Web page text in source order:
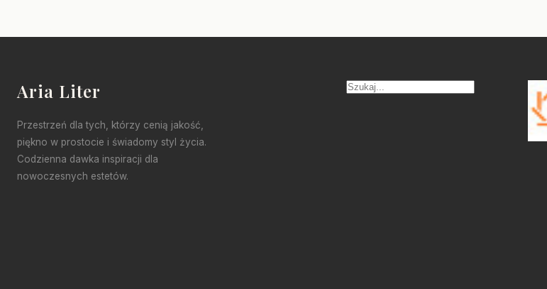
Aria Liter
Przestrzeń dla tych, którzy cenią jakość,
piękno w prostocie i świadomy styl życia.
Codzienna dawka inspiracji dla
nowoczesnych estetów.